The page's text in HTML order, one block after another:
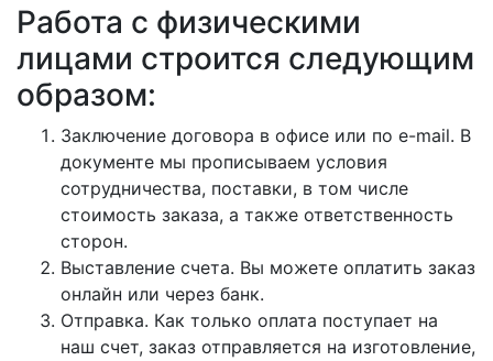
Работа с физическими
лицами строится следующим
образом:
Заключение договора в офисе или по e-mail. В
документе мы прописываем условия
сотрудничества, поставки, в том числе
стоимость заказа, а также ответственность
сторон.
Выставление счета. Вы можете оплатить заказ
онлайн или через банк.
Отправка. Как только оплата поступает на
наш счет, заказ отправляется на изготовление,